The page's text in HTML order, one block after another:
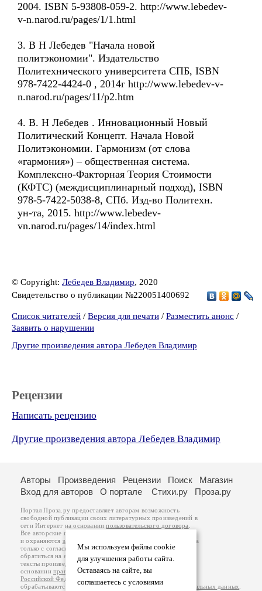
2004. ISBN 5-93808-059-2. http://www.lebedev-
v-n.narod.ru/pages/1/1.html
3. В Н Лебедев "Начала новой
политэкономии". Издательство
Политехнического университета СПБ, ISBN
978-7422-4424-0 , 2014г http://www.lebedev-v-
n.narod.ru/pages/11/p2.htm
4. В. Н Лебедев . Инновационный Новый
Политический Концепт. Начала Новой
Политэкономии. Гармонизм (от слова
«гармония») – общественная система.
Комплексно-Факторная Теория Стоимости
(КФТС) (междисциплинарный подход), ISBN
978-5-7422-5038-8, СПб. Изд-во Политехн.
ун-та, 2015. http://www.lebedev-
vn.narod.ru/pages/14/index.html
© Copyright: Лебедев Владимир, 2020
Свидетельство о публикации №220051400692
Список читателей / Версия для печати / Разместить анонс /
Заявить о нарушении
Другие произведения автора Лебедев Владимир
Рецензии
Написать рецензию
Другие произведения автора Лебедев Владимир
Мы используем файлы cookie
для улучшения работы сайта.
Оставаясь на сайте, вы
соглашаетесь с условиями
Авторы Произведения Рецензии Поиск
Магазин
Вход для авторов
О портале Стихи.ру Проза.ру
Портал Проза.ру предоставляет авторам возможность
свободной публикации своих литературных произведений в
сети Интернет на основаниипользовательского договора
Все авторские права на произведения принадлежат авторам
и охраняются законом
. Перепечатка произведений возможна
только с согласия его автора, к которому вы можете
обратиться на его авторской странице. Ответственность за
тексты произведений авторы несут самостоятельно на
основанииправил публикацииизаконодательства
Российской Федерации
обрабатываются на основанииПолитики обработки персональных данных